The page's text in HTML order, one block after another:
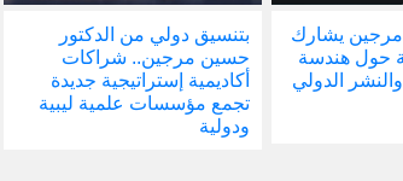
مرجين يشارك
حول هندسة
الدولي
بتنسيق دولي من الدكتور
حسين مرجين.. شراكات
أكاديمية إستراتيجية جديدة
تجمع مؤسسات علمية ليبية
ودولية